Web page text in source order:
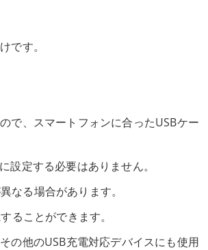
です。
で、スマートフォンに合ったUSBケー
定する必要はありません。
なる場合があります。
ることができます。
の他のUSB充電対応デバイスにも使用